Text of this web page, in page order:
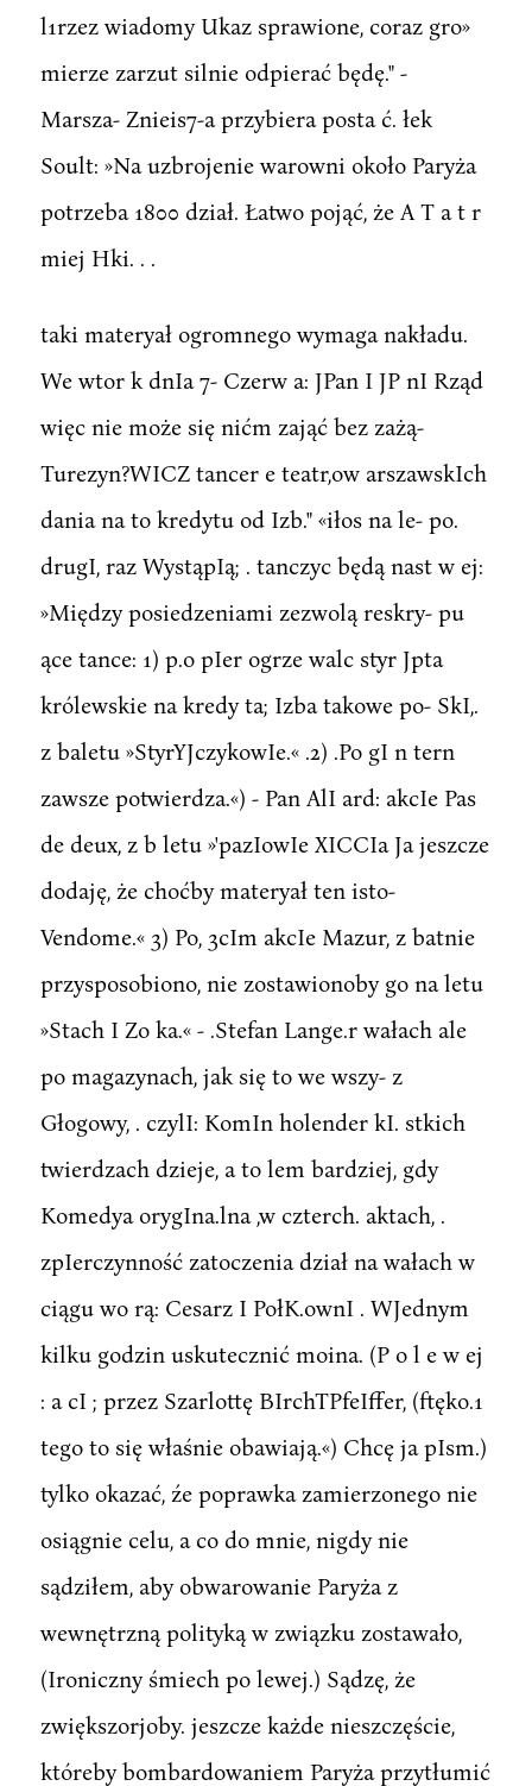
l1rzez wiadomy Ukaz sprawione, coraz gro»
mierze zarzut silnie odpierać będę." -
Marsza- Znieis7-a przybiera posta ć. łek
Soult: »Na uzbrojenie warowni około Paryża
potrzeba 1800 dział. Łatwo pojąć, że A T a t r
miej Hki. . .
taki materyał ogromnego wymaga nakładu.
We wtor k dnIa 7- Czerw a: JPan I JP nI Rząd
więc nie może się nićm zająć bez zażą-
Turezyn?WICZ tancer e teatr,ow arszawskIch
dania na to kredytu od Izb." «iłos na le- po.
drugI, raz WystąpIą; . tanczyc będą nast w ej:
»Między posiedzeniami zezwolą reskry- pu
ące tance: 1) p.o pIer ogrze walc styr Jpta
królewskie na kredy ta; Izba takowe po- SkI,.
z baletu »StyrYJczykowIe.« .2) .Po gI n tern
zawsze potwierdza.«) - Pan AlI ard: akcIe Pas
de deux, z b letu »'pazIowIe XICCIa Ja jeszcze
dodaję, że choćby materyał ten isto-
Vendome.« 3) Po, 3cIm akcIe Mazur, z batnie
przysposobiono, nie zostawionoby go na letu
»Stach I Zo ka.« - .Stefan Lange.r wałach ale
po magazynach, jak się to we wszy- z
Głogowy, . czylI: KomIn holender kI. stkich
twierdzach dzieje, a to lem bardziej, gdy
Komedya orygIna.lna ,w czterch. aktach, .
zpIerczynność zatoczenia dział na wałach w
ciągu wo rą: Cesarz I PołK.ownI . WJednym
kilku godzin uskutecznić moina. (P o l e w ej
: a cI ; przez Szarlottę BIrchTPfeIffer, (ftęko.1
tego to się właśnie obawiają.«) Chcę ja pIsm.)
tylko okazać, źe poprawka zamierzonego nie
osiągnie celu, a co do mnie, nigdy nie
sądziłem, aby obwarowanie Paryża z
wewnętrzną polityką w związku zostawało,
(Ironiczny śmiech po lewej.) Sądzę, że
zwiększorjoby. jeszcze każde nieszczęście,
któreby bombardowaniem Paryża przytłumić